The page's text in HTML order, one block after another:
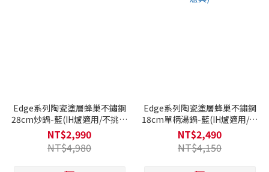
Edge系列陶瓷塗層蜂巢不鏽鋼
28cm炒鍋-藍(IH爐適用/不挑爐
具)
NT$2,990
NT$4,980
Edge系列陶瓷塗層蜂巢不鏽鋼
18cm單柄湯鍋-藍(IH爐適用/不
挑爐具)
NT$2,490
NT$4,150